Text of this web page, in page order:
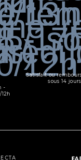
-
Satisfait ou
sous 14 jours